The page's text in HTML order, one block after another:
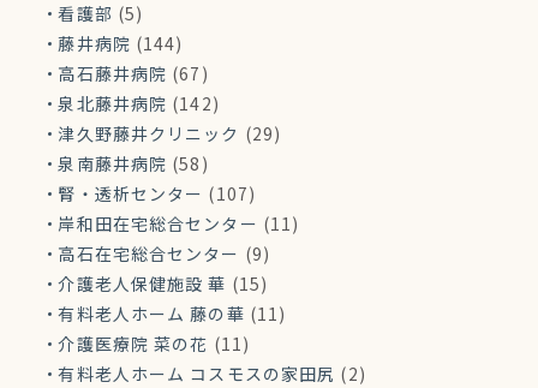
看護部 (5)
藤井病院 (144)
高石藤井病院 (67)
泉北藤井病院 (142)
津久野藤井クリニック (29)
泉南藤井病院 (58)
腎・透析センター (107)
岸和田在宅総合センター (11)
高石在宅総合センター (9)
介護老人保健施設 華 (15)
有料老人ホーム 藤の華 (11)
介護医療院 菜の花 (11)
有料老人ホーム コスモスの家田尻 (2)